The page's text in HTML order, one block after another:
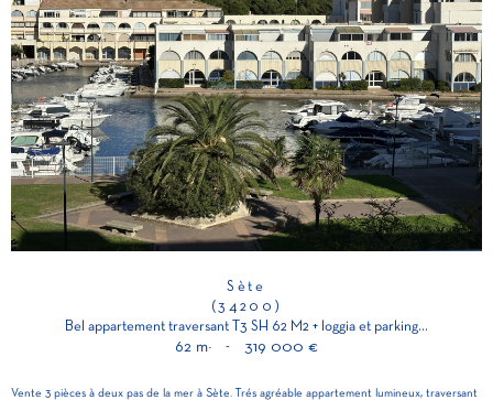
Sète
(34200)
Bel appartement traversant T3 SH 62 M2 + loggia et parking...
62 m² - 319 000 €
Vente 3 pièces à deux pas de la mer à Sète. Trés agréable appartement lumineux, traversant